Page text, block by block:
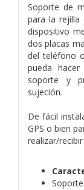
Soporte de
para la rejilla
dispositivo
dos placas
del teléfono
pueda
soporte y
sujeción.
De fácil
GPS o bien
realizar/